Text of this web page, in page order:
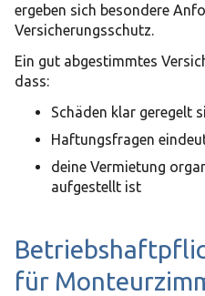
ergeben sich besondere
Versicherungsschutz.
Ein gut abgestimmtes
dass:
Schäden klar geregelt
Haftungsfragen
deine Vermietung
aufgestellt ist
für